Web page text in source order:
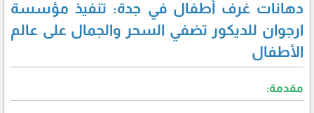
دهانات غرف أطفال في جدة: تنفيذ مؤسسة
ارجوان للديكور تضفي السحر والجمال على عالم
الأطفال
مقدمة: